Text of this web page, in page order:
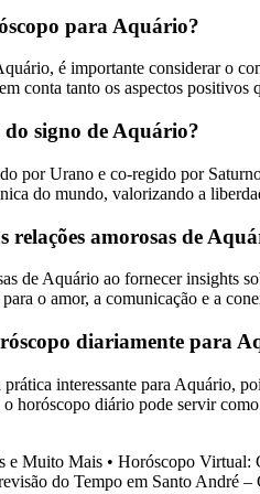
para Aquário?
é importante considerar o
conta tanto os aspectos
do signo de Aquário?
por Urano e co-regido por
do mundo, valorizando a
relações amorosas de
de Aquário ao fornecer insights
o amor, a comunicação e a
diariamente para
interessante para Aquário,
horóscopo diário pode servir
e Muito Mais • Horóscopo Virtual:
do Tempo em Santo André –